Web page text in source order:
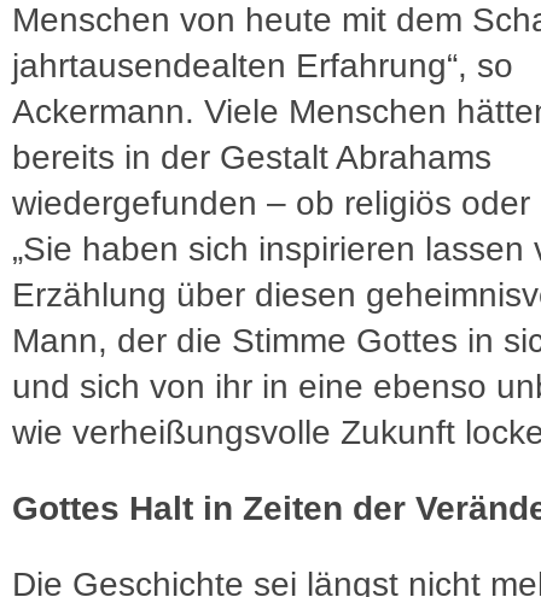
Menschen von heute mit dem
jahrtausendealten Erfahrung“, so
Ackermann. Viele Menschen
bereits in der Gestalt Abrahams
wiedergefunden ­– ob religiös oder
„Sie haben sich inspirieren lassen
Erzählung über diesen
Mann, der die Stimme Gottes in
und sich von ihr in eine ebenso
wie verheißungsvolle Zukunft
Gottes Halt in Zeiten der
Die Geschichte sei längst nicht